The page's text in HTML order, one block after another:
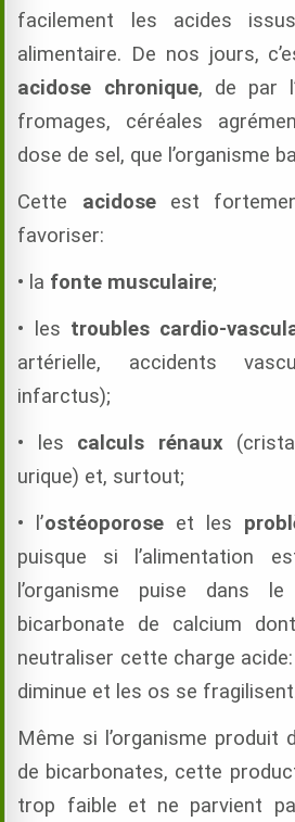
facilement les acides
alimentaire. De nos jours,
acidose chronique, de par
fromages, céréales
dose de sel, que l’organisme
Cette acidose est
favoriser:
• la fonte musculaire;
• les troubles cardio-
artérielle, accidents
infarctus);
• les calculs rénaux
urique) et, surtout;
• l’ostéoporoseet les
puisque si l’alimentation
l’organisme puise dans
bicarbonate de calcium
neutraliser cette charge
diminue et les os se
Même si l’organisme produit
de bicarbonates, cette
trop faible et ne parvient